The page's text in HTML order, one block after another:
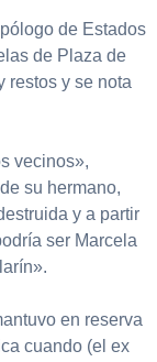
de Estados
de Plaza de
restos y se nota
vecinos»,
su hermano,
y a partir
ser Marcela
en reserva
cuando (el ex